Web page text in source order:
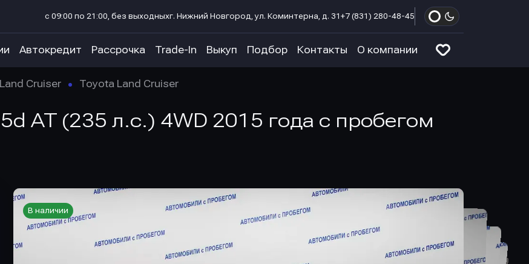
с 09:00 по 21:00, без выходныхг. Нижний Новгород, ул. Коминтерна, д. 31 +7 (831) 280-48-45
Автокредит Рассрочка Trade-In Выкуп Подбор Контакты О компании
Land Cruiser Toyota Land Cruiser
AT (235 л.с.) 4WD 2015 года с пробегом
В наличии